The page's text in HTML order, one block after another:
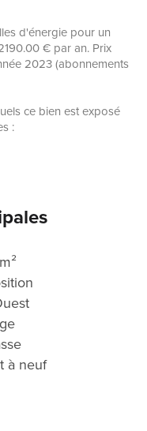
d'énergie pour un
€ par an. Prix
2023 (abonnements
ce bien est exposé
:
à neuf